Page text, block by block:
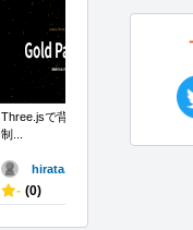
Three.jsで背景アニメ
制...
hirata..
- (0)
SEO